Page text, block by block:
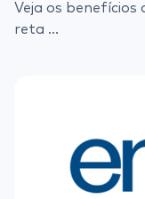
Veja os benefícios
reta ...